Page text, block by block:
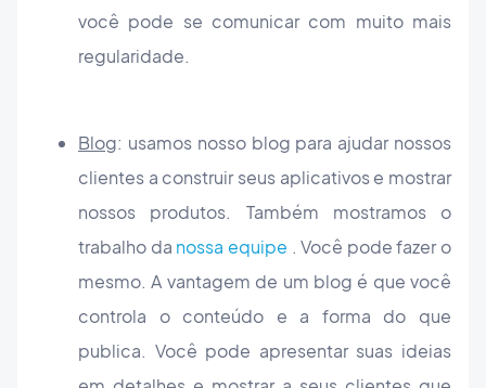
você pode se comunicar com muito mais
regularidade.
Blog: usamos nosso blog para ajudar nossos
clientes a construir seus aplicativos e mostrar
nossos produtos. Também mostramos o
trabalho da nossa equipe . Você pode fazer o
mesmo. A vantagem de um blog é que você
controla o conteúdo e a forma do que
publica. Você pode apresentar suas ideias